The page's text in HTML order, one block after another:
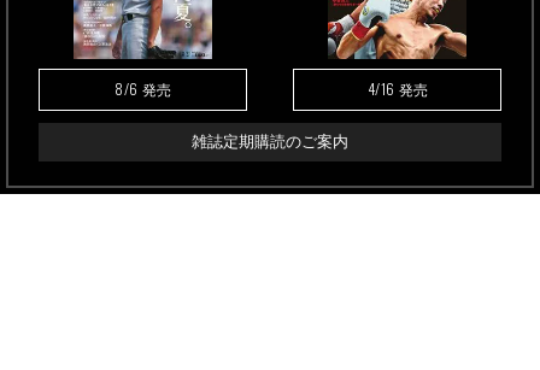
8/6 発売 4/16 発売
雑誌定期購読のご案内